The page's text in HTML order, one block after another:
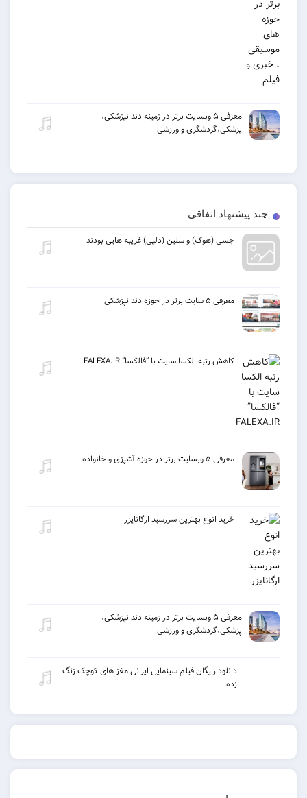
معرفی ۵ وبسایت برتر در زمینه دندانپزشکی،
پزشکی،گردشگری و ورزشی
چند پیشنهاد اتفاقی
جسی (هوک) و سلین (دلپی) غریبه هایی بودند
معرفی ۵ سایت برتر در حوزه دندانپزشکی
کاهش رتبه الکسا سایت با “فالکسا” FALEXA.IR
معرفی ۵ وبسایت برتر در حوزه آشپزی و خانواده
خرید انوع بهترین سررسید ارگانایزر
معرفی ۵ وبسایت برتر در زمینه دندانپزشکی،
پزشکی،گردشگری و ورزشی
دانلود رایگان فیلم سینمایی ایرانی مغز های کوچک زنگ
زده